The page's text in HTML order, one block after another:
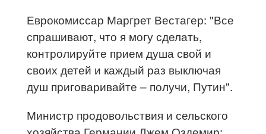
Еврокомиссар Маргрет Вестагер: "Все
спрашивают, что я могу сделать,
контролируйте прием душа свой и
своих детей и каждый раз выключая
душ приговаривайте – получи, Путин".
Министр продовольствия и сельского